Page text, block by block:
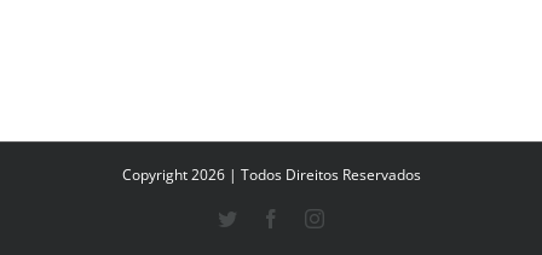
Copyright 2026 | Todos Direitos Reservados
Twitter FacebookInstagram